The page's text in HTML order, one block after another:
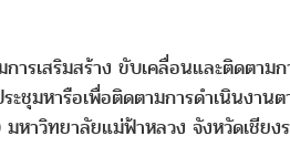
ารเสริมสร้าง ขับเคลื่อนและติดต
มหารือเพื่อติดตามการดำเนินงาน
าวิทยาลัยแม่ฟ้าหลวง จังหวัดเชียง